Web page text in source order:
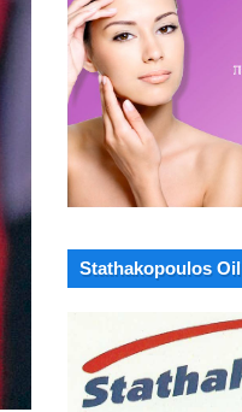
Stathakopoulos Oil